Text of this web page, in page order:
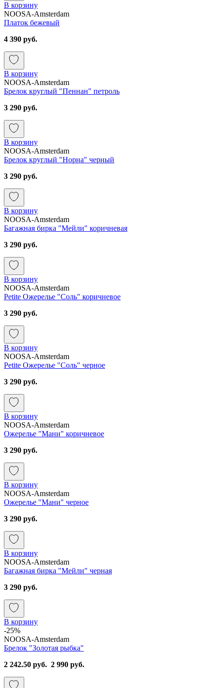
В корзину
NOOSA-Amsterdam
Платок бежевый
4 390 руб.
В корзину
NOOSA-Amsterdam
Брелок круглый "Пеннан" петроль
3 290 руб.
В корзину
NOOSA-Amsterdam
Брелок круглый "Норна" черный
3 290 руб.
В корзину
NOOSA-Amsterdam
Багажная бирка "Мейли" коричневая
3 290 руб.
В корзину
NOOSA-Amsterdam
Petite Ожерелье "Соль" коричневое
3 290 руб.
В корзину
NOOSA-Amsterdam
Petite Ожерелье "Соль" черное
3 290 руб.
В корзину
NOOSA-Amsterdam
Ожерелье "Мани" коричневое
3 290 руб.
В корзину
NOOSA-Amsterdam
Ожерелье "Мани" черное
3 290 руб.
В корзину
NOOSA-Amsterdam
Багажная бирка "Мейли" черная
3 290 руб.
В корзину
-25%
NOOSA-Amsterdam
Брелок "Золотая рыбка"
2 242.50 руб. 2 990 руб.